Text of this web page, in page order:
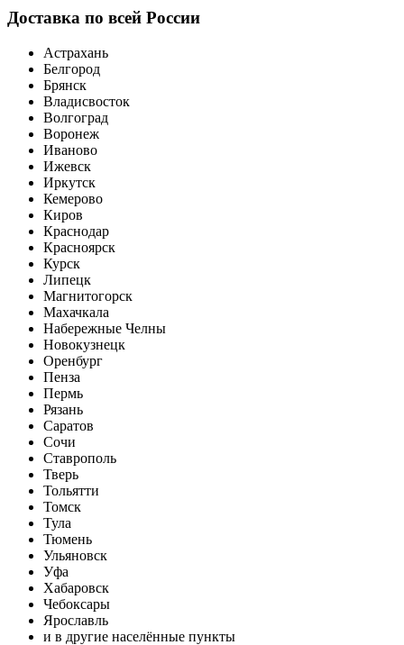
Доставка по всей России
Астрахань
Белгород
Брянск
Владисвосток
Волгоград
Воронеж
Иваново
Ижевск
Иркутск
Кемерово
Киров
Краснодар
Красноярск
Курск
Липецк
Магнитогорск
Махачкала
Набережные Челны
Новокузнецк
Оренбург
Пенза
Пермь
Рязань
Саратов
Сочи
Ставрополь
Тверь
Тольятти
Томск
Тула
Тюмень
Ульяновск
Уфа
Хабаровск
Чебоксары
Ярославль
и в другие населённые пункты